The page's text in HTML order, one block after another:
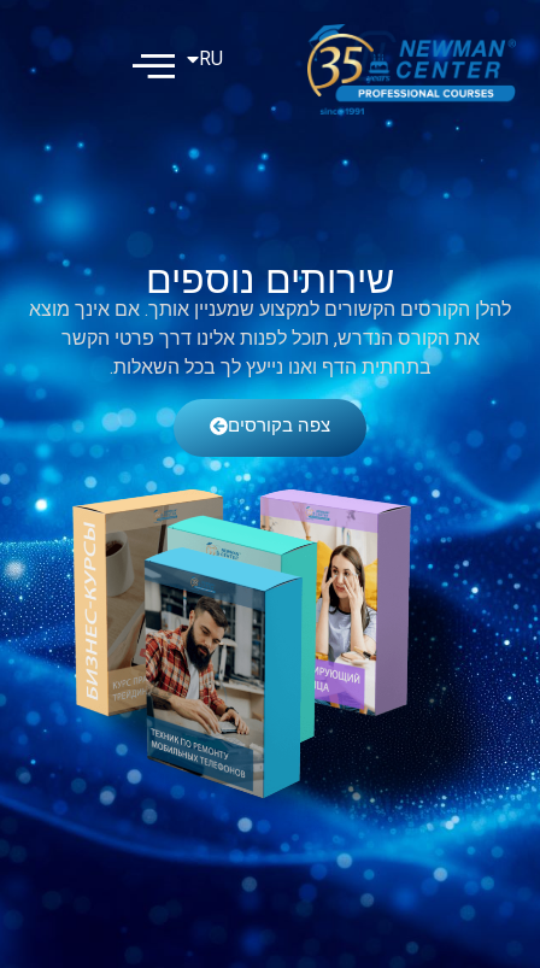
RU
EN
שירותים נוספים
להלן הקורסים הקשורים למקצוע שמעניין אותך. אם אינך מוצא
את הקורס הנדרש, תוכל לפנות אלינו דרך פרטי הקשר
בתחתית הדף ואנו נייעץ לך בכל השאלות.
צפה בקורסים